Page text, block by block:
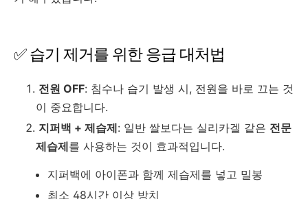
✅ 습기 제거를 위한 응급 대처법
전원 OFF: 침수나 습기 발생 시, 전원을 바로 끄는 것
이 중요합니다.
지퍼백 + 제습제: 일반 쌀보다는 실리카겔 같은 전문
제습제를 사용하는 것이 효과적입니다.
지퍼백에 아이폰과 함께 제습제를 넣고 밀봉
최소 48시간 이상 방치